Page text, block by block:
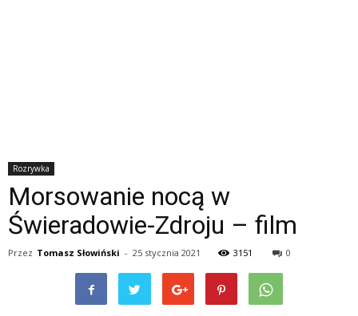
Rozrywka
Morsowanie nocą w
Świeradowie-Zdroju – film
Przez Tomasz Słowiński - 25 stycznia 2021 3151 0